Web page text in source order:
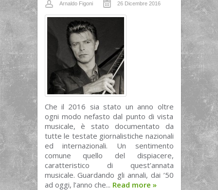
Arnaldo Figoni 26 Dicembre 2016
Che il 2016 sia stato un anno oltre
ogni modo nefasto dal punto di vista
musicale, è stato documentato da
tutte le testate giornalistiche nazionali
ed internazionali. Un sentimento
comune quello del dispiacere,
caratteristico di quest’annata
musicale. Guardando gli annali, dai ’50
ad oggi, l’anno che... Read more »